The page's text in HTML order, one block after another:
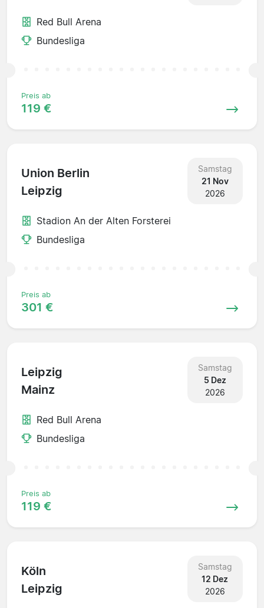
Red Bull Arena
Bundesliga
Preis ab
119 €
Union Berlin
Leipzig
Samstag
21 Nov
2026
Stadion An der Alten Forsterei
Bundesliga
Preis ab
301 €
Leipzig
Mainz
Samstag
5 Dez
2026
Red Bull Arena
Bundesliga
Preis ab
119 €
Köln
Leipzig
Samstag
12 Dez
2026